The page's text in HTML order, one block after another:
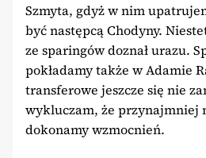
Szmyta, gdyż w nim
być następcą Chodyny.
ze sparingów doznał urazu.
pokładamy także w Adamie
transferowe jeszcze się nie
wykluczam, że przynajmniej
dokonamy wzmocnień.